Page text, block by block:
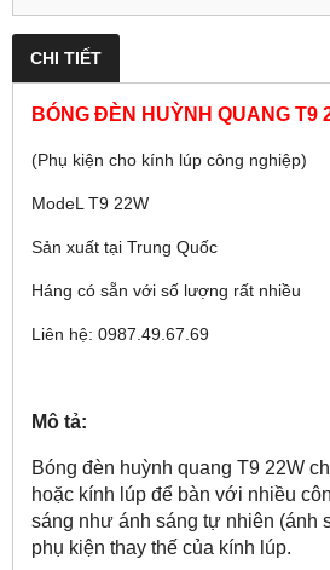
CHI TIẾT
BÓNG ĐÈN HUỲNH QUANG T9
(Phụ kiện cho kính lúp công nghiệp)
ModeL T9 22W
Sản xuất tại Trung Quốc
Háng có sẵn với số lượng rất nhiều
Liên hệ: 0987.49.67.69
Mô tả:
Bóng đèn huỳnh quang T9 22W
hoặc kính lúp để bàn với nhiều
sáng như ánh sáng tự nhiên (ánh
phụ kiện thay thế của kính lúp.